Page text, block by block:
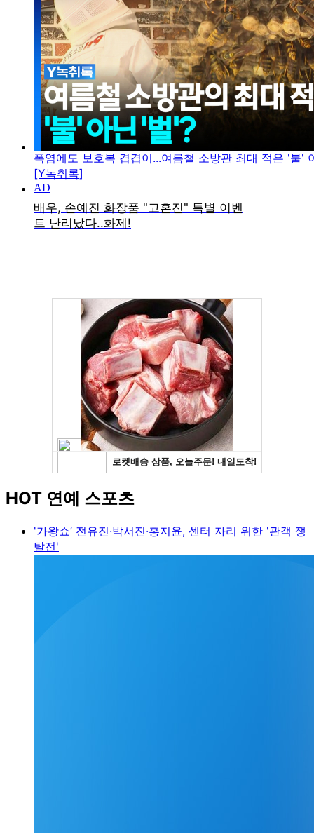
폭염에도 보호복 겹겹이...여름철 소방관 최대 적은 '불'
[Y녹취록]
HOT 연예 스포츠
'가왕쇼’ 전유진·박서진·홍지윤, 센터 자리 위한 '관객 쟁
탈전'